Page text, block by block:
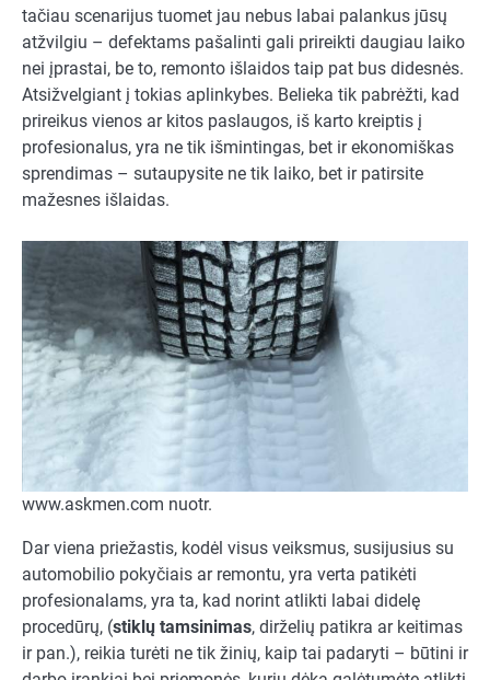
tačiau scenarijus tuomet jau nebus labai palankus jūsų
atžvilgiu – defektams pašalinti gali prireikti daugiau laiko
nei įprastai, be to, remonto išlaidos taip pat bus didesnės.
Atsižvelgiant į tokias aplinkybes. Belieka tik pabrėžti, kad
prireikus vienos ar kitos paslaugos, iš karto kreiptis į
profesionalus, yra ne tik išmintingas, bet ir ekonomiškas
sprendimas – sutaupysite ne tik laiko, bet ir patirsite
mažesnes išlaidas.
www.askmen.com nuotr.
Dar viena priežastis, kodėl visus veiksmus, susijusius su
automobilio pokyčiais ar remontu, yra verta patikėti
profesionalams, yra ta, kad norint atlikti labai didelę
procedūrų, (stiklų tamsinimas, dirželių patikra ar keitimas
ir pan.), reikia turėti ne tik žinių, kaip tai padaryti – būtini ir